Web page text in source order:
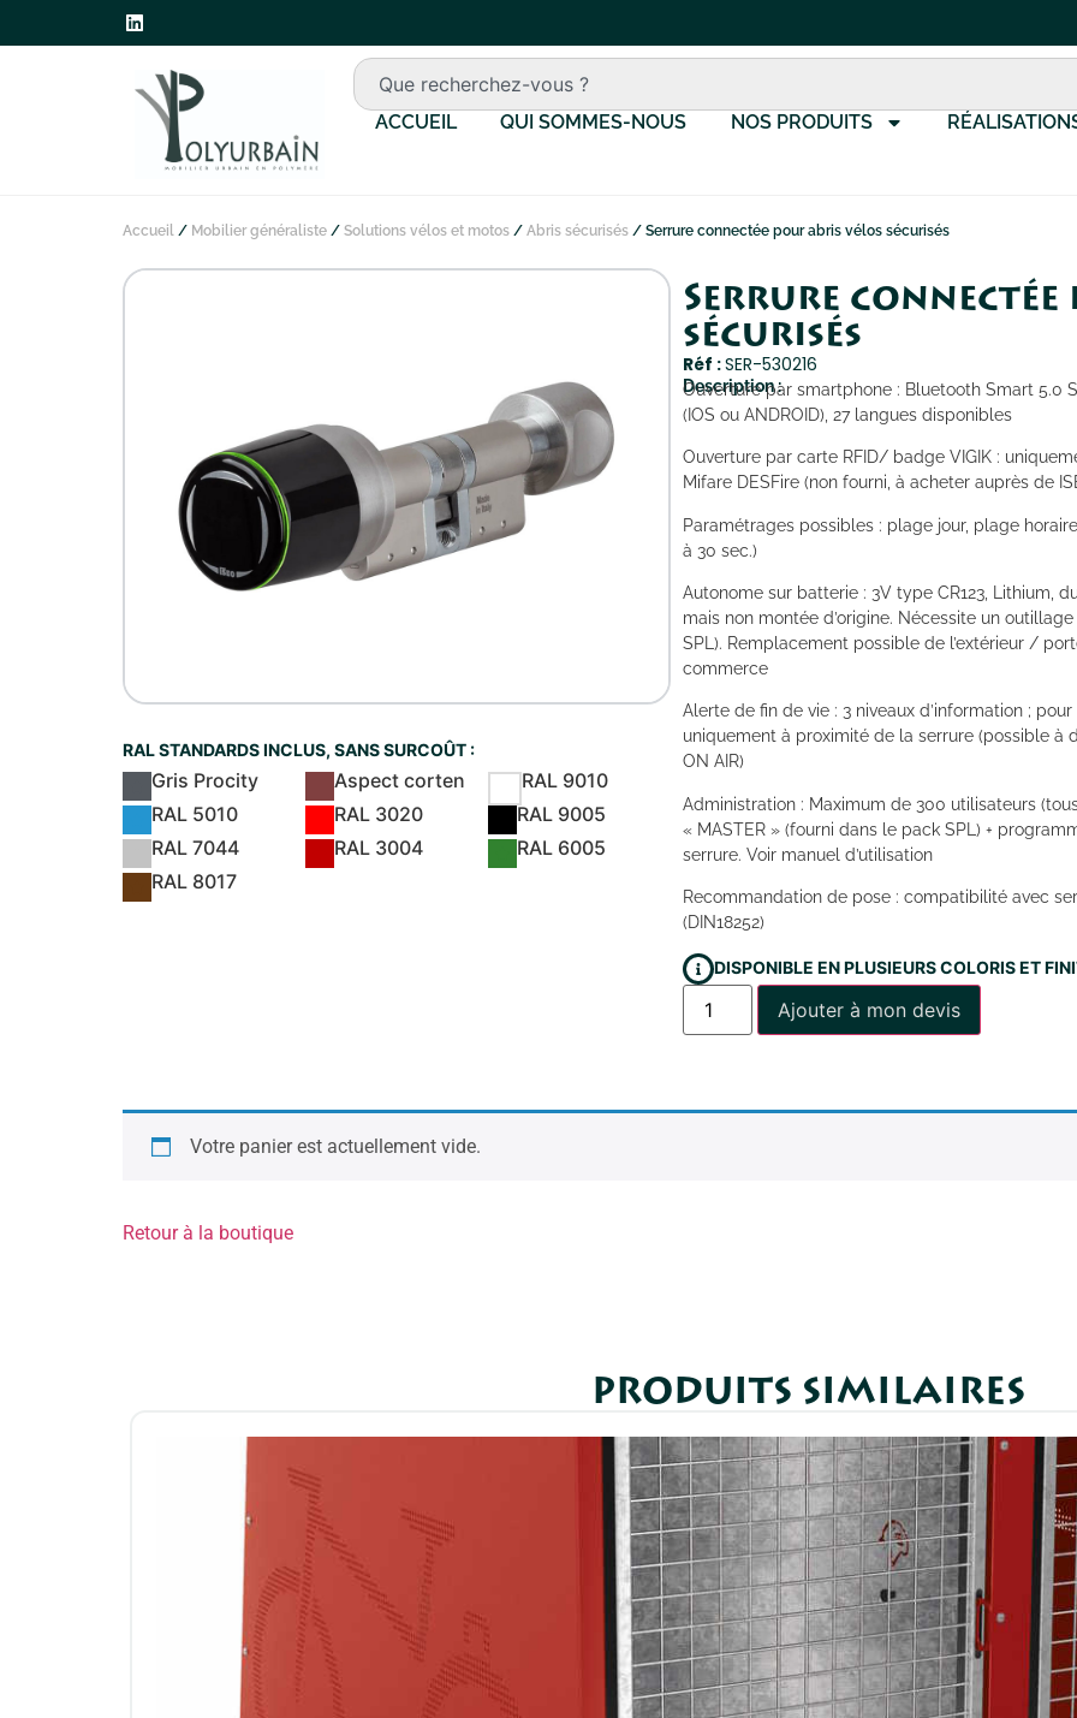
ACCUEIL QUI SOMMES-NOUS NOS PRODUITS
Accueil / Mobilier généraliste / Solutions vélos et motos / Abris sécurisés / Serrure connectée pour abris vélos sécurisés
RAL STANDARDS INCLUS, SANS SURCOÛT :
Gris Procity Aspect corten
RAL 9010
RAL 5010
RAL 3020
RAL 9005
RAL 7044
RAL 3004
RAL 6005
RAL 8017
Serrure
sécurisés
Réf :SER-530216
Description :
Ouverture par smartphone : Bluetooth Smart 5.0
(IOS ou ANDROID), 27 langues disponibles
Ouverture par carte RFID/ badge VIGIK :
Mifare DESFire (non fourni, à acheter auprès de
Paramétrages possibles : plage jour, plage
à 30 sec.)
Autonome sur batterie : 3V type CR123, Lithium,
mais non montée d’origine. Nécessite un
SPL). Remplacement possible de l’extérieur /
commerce
Alerte de fin de vie : 3 niveaux d’information ;
uniquement à proximité de la serrure (possible à
ON AIR)
Administration : Maximum de 300 utilisateurs
« MASTER » (fourni dans le pack SPL) +
serrure. Voir manuel d’utilisation
Recommandation de pose : compatibilité avec
(DIN18252)
DISPONIBLE EN PLUSIEURS COLORIS ET
Ajouter à mon devis
Votre panier est actuellement vide.
Retour à la boutique
PRODUITS SIMILAIRES